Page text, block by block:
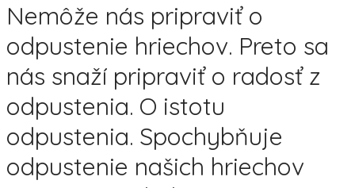
Nemôže nás pripraviť o
odpustenie hriechov. Preto sa
nás snaží pripraviť o radosť z
odpustenia. O istotu
odpustenia. Spochybňuje
odpustenie našich hriechov